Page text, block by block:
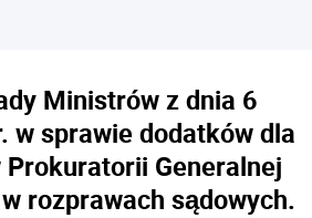
Ministrów z dnia 6
w sprawie dodatków dla
Generalnej
w rozprawach sądowych.